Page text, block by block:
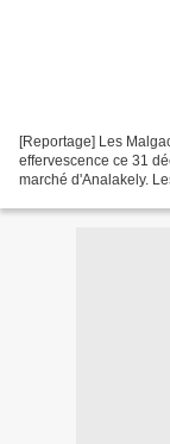
[Reportage] Les
effervescence ce 31
marché d'Analakely.